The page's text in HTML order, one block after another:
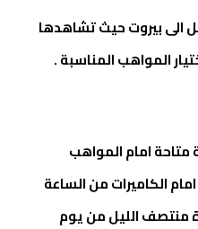
بيروت حيث تشاهدها
المواهب المناسبة .
امام المواهب
الكاميرات من الساعة
منتصف الليل من يوم